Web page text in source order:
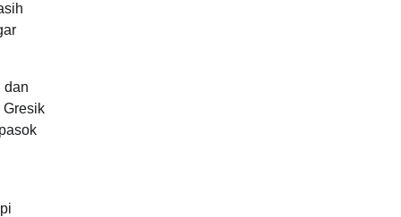
dan
Gresik